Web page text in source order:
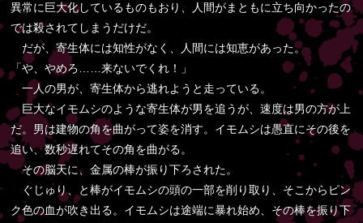
異常に巨大化しているものもおり、人間がまともに立ち向かったの
では殺されてしまうだけだ。
だが、寄生体には知性がなく、人間には知恵があった。
「や、やめろ……来ないでくれ！」
一人の男が、寄生体から逃れようと走っている。
巨大なイモムシのような寄生体が男を追うが、速度は男の方が上
だ。男は建物の角を曲がって姿を消す。イモムシは愚直にその後を
追い、数秒遅れてその角を曲がる。
その脳天に、金属の棒が振り下ろされた。
ぐじゅり、と棒がイモムシの頭の一部を削り取り、そこからピン
ク色の血が吹き出る。イモムシは途端に暴れ始め、その棒を振り下